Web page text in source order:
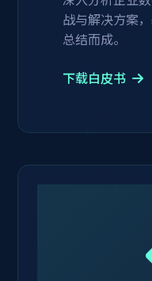
战与解决方案
总结而成。
下载白皮书